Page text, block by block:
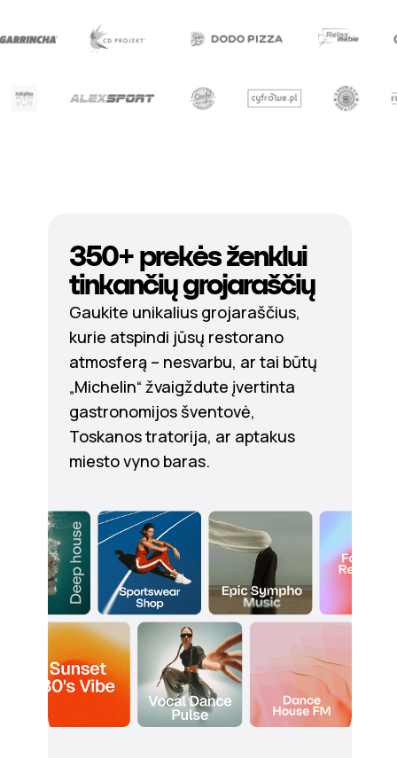
350+ prekės ženklui
tinkančių grojaraščių
Gaukite unikalius grojaraščius,
kurie atspindi jūsų restorano
atmosferą – nesvarbu, ar tai būtų
„Michelin“ žvaigždute įvertinta
gastronomijos šventovė,
Toskanos tratorija, ar aptakus
miesto vyno baras.